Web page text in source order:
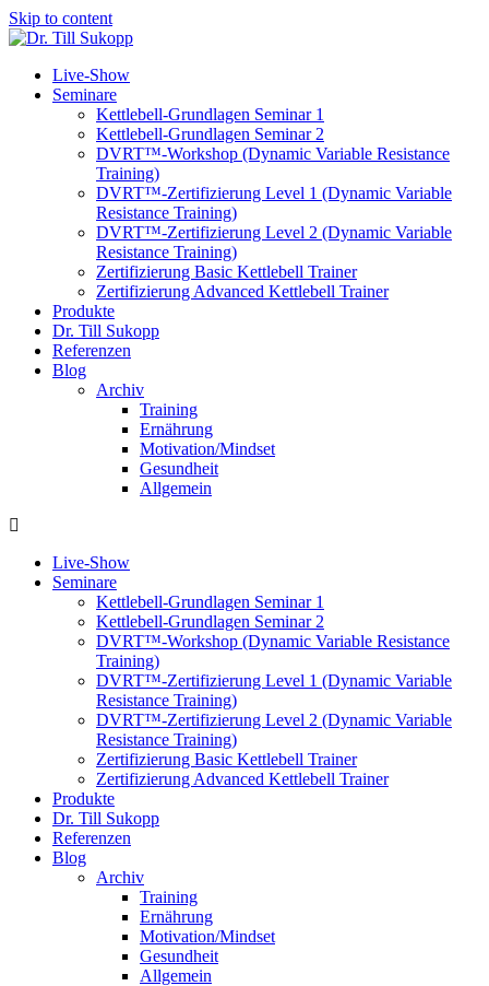
Skip to content
Live-Show
Seminare
Kettlebell-Grundlagen Seminar 1
Kettlebell-Grundlagen Seminar 2
DVRT™-Workshop (Dynamic Variable Resistance
Training)
DVRT™-Zertifizierung Level 1 (Dynamic Variable
Resistance Training)
DVRT™-Zertifizierung Level 2 (Dynamic Variable
Resistance Training)
Zertifizierung Basic Kettlebell Trainer
Zertifizierung Advanced Kettlebell Trainer
Produkte
Dr. Till Sukopp
Referenzen
Blog
Archiv
Training
Ernährung
Motivation/Mindset
Gesundheit
Allgemein
Live-Show
Seminare
Kettlebell-Grundlagen Seminar 1
Kettlebell-Grundlagen Seminar 2
DVRT™-Workshop (Dynamic Variable Resistance
Training)
DVRT™-Zertifizierung Level 1 (Dynamic Variable
Resistance Training)
DVRT™-Zertifizierung Level 2 (Dynamic Variable
Resistance Training)
Zertifizierung Basic Kettlebell Trainer
Zertifizierung Advanced Kettlebell Trainer
Produkte
Dr. Till Sukopp
Referenzen
Blog
Archiv
Training
Ernährung
Motivation/Mindset
Gesundheit
Allgemein